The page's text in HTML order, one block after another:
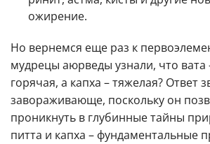
ожирение.
Но вернемся еще раз к
мудрецы аюрведы узнали, что вата
горячая, а капха – тяжелая? Ответ
завораживающе, поскольку он
проникнуть в глубинные тайны
питта и капха – фундаментальные